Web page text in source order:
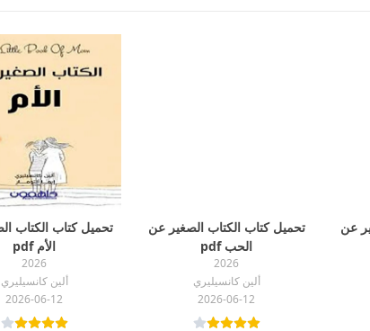
عن
تحميل كتاب الكتاب الصغير عن
الحب pdf
2026
ألين كانسيليري
2026-06-12
تحميل كتاب الكتاب
الأم pdf
2026
ألين كانسيليري
2026-06-12